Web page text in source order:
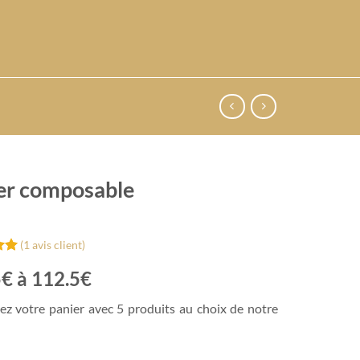
composable
(1 avis client)
à 112.5€
votre panier avec 5 produits au choix de notre